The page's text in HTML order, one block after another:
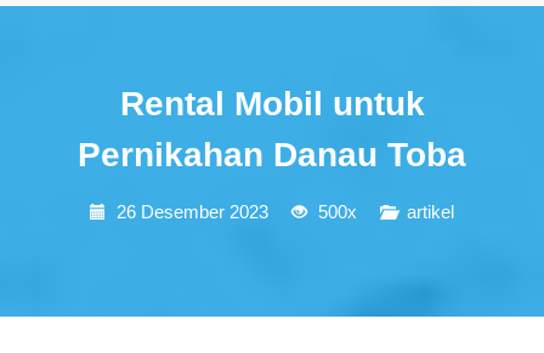
Rental Mobil untuk
Pernikahan Danau Toba
26 Desember 2023 500x artikel